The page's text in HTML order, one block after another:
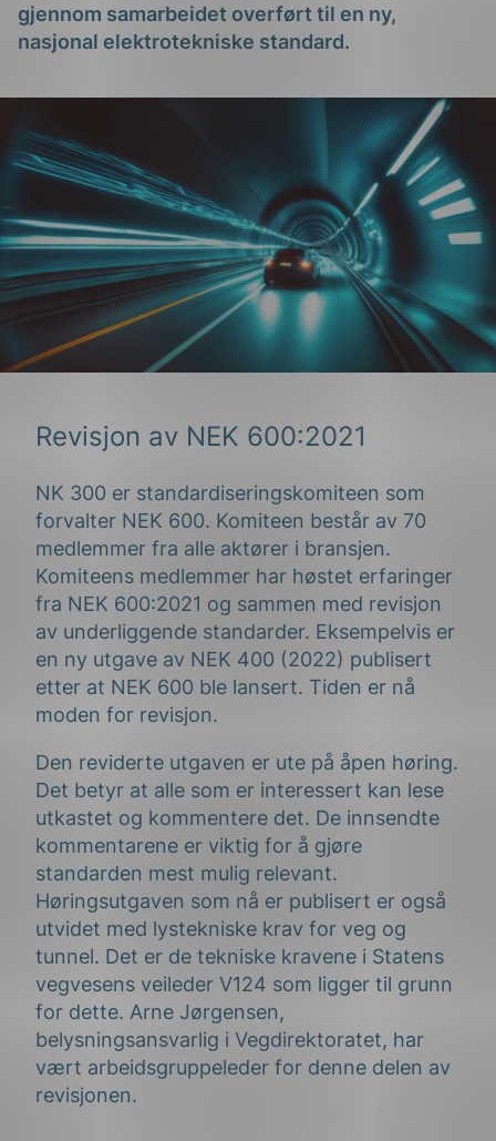
gjennom samarbeidet overført til en ny,
nasjonal elektrotekniske standard.
Revisjon av NEK 600:2021
NK 300 er standardiseringskomiteen som
forvalter NEK 600. Komiteen består av 70
medlemmer fra alle aktører i bransjen.
Komiteens medlemmer har høstet erfaringer
fra NEK 600:2021 og sammen med revisjon
av underliggende standarder. Eksempelvis er
en ny utgave av NEK 400 (2022) publisert
etter at NEK 600 ble lansert. Tiden er nå
moden for revisjon.
Den reviderte utgaven er ute på åpen høring.
Det betyr at alle som er interessert kan lese
utkastet og kommentere det. De innsendte
kommentarene er viktig for å gjøre
standarden mest mulig relevant.
Høringsutgaven som nå er publisert er også
utvidet med lystekniske krav for veg og
tunnel. Det er de tekniske kravene i Statens
vegvesens veileder V124 som ligger til grunn
for dette. Arne Jørgensen,
belysningsansvarlig i Vegdirektoratet, har
vært arbeidsgruppeleder for denne delen av
revisjonen.